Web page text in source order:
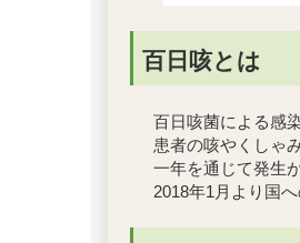
百日咳とは
百日咳菌による感染
患者の咳やくしゃ
一年を通じて発生
2018年1月より国へ